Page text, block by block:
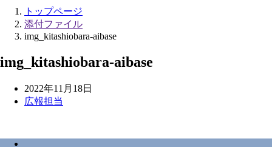
トップページ
添付ファイル
img_kitashiobara-aibase
img_kitashiobara-aibase
2022年11月18日
広報担当